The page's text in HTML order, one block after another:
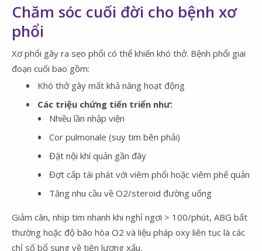
Chăm sóc cuối đời cho bệnh xơ
phổi
Xơ phổi gây ra sẹo phổi có thể khiến khó thở. Bệnh phổi giai
đoạn cuối bao gồm:
Khó thở gây mất khả năng hoạt động
Các triệu chứng tiến triển như:
Nhiều lần nhập viện
Cor pulmonale (suy tim bên phải)
Đặt nội khí quản gần đây
Đợt cấp tái phát với viêm phổi hoặc viêm phế quản
Tăng nhu cầu về O2/steroid đường uống
Giảm cân, nhịp tim nhanh khi nghỉ ngơi > 100/phút, ABG bất
thường hoặc độ bão hòa O2 và liệu pháp oxy liên tục là các
chỉ số bổ sung về tiên lượng xấu.